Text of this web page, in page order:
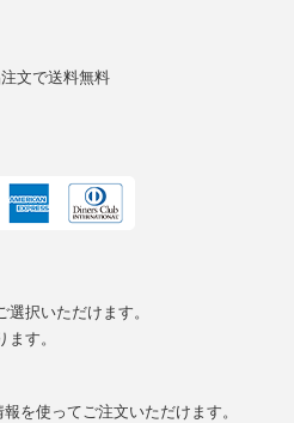
文で送料無料
択いただけます。
す。
を使ってご注文いただけます。